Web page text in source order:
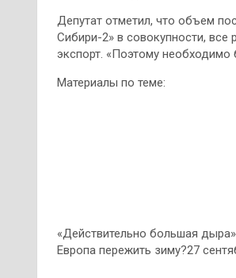
Депутат отметил, что объем
Сибири-2» в совокупности,
экспорт. «Поэтому
Материалы по теме:
«Действительно большая
Европа пережить зиму?27